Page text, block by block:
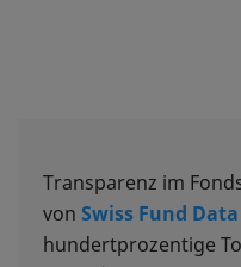
Transparenz im
von Swiss Fund Data
hundertprozentige